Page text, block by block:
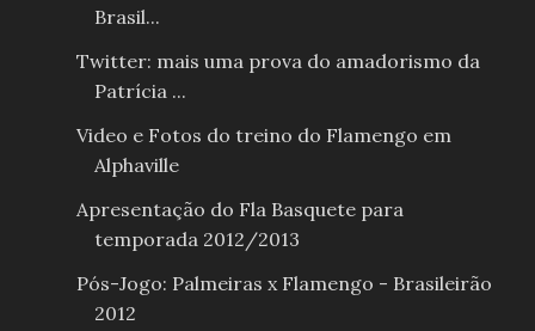
Brasil...
Twitter: mais uma prova do amadorismo da
Patrícia ...
Video e Fotos do treino do Flamengo em
Alphaville
Apresentação do Fla Basquete para
temporada 2012/2013
Pós-Jogo: Palmeiras x Flamengo - Brasileirão
2012